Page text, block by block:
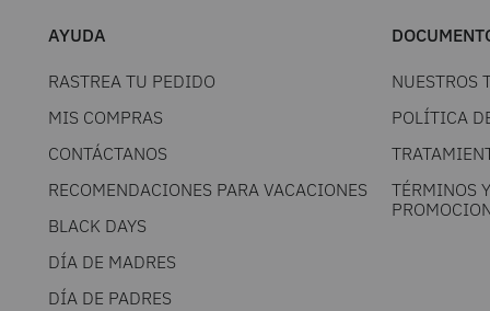
AYUDA
RASTREA TU PEDIDO
MIS COMPRAS
CONTÁCTANOS
RECOMENDACIONES PARA VACACIONES
BLACK DAYS
DÍA DE MADRES
DÍA DE PADRES
NUESTROS
POLÍTICA
TÉRMINOS